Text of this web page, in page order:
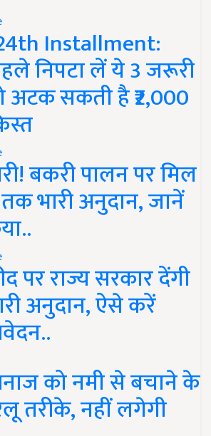
Installment:
निपटा लें ये 3 जरूरी
अटक सकती है ₹2,000
बकरी पालन पर मिल
भारी अनुदान, जानें
पर राज्य सरकार देंगी
अनुदान, ऐसे करें
को नमी से बचाने के
तरीके, नहीं लगेगी